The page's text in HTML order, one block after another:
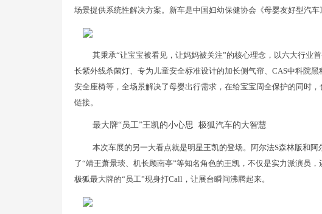
场景提供系统性解决方案。新车是中国妇幼保健协会《母婴友好型汽车
其秉承“让宝宝被看见，让妈妈被关注”的核心理念，以六大行业
长紫外线杀菌灯、专为儿童安全标准设计的加长侧气帘、CAS中科院
安全座椅等，全场景解决了母婴出行需求，在给宝宝周全保护的同时
链接。
最大牌“员工”王凯的小心思 极狐汽车的大智慧
本次车展的另一大看点就是明星王凯的登场。阿尔法S森林版和
了“靖王萧景琰、机长顾南亭”等知名角色的王凯，不仅是实力派演员
极狐最大牌的“员工”现身打Call，让展台瞬间沸腾起来。